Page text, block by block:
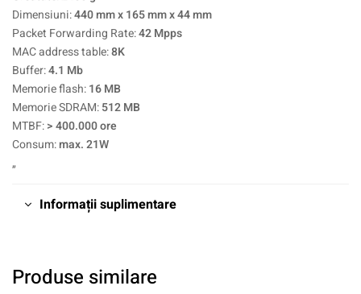
Dimensiuni:440 mm x 165 mm x 44 mm
Packet Forwarding Rate:42 Mpps
MAC address table:8K
Buffer:4.1 Mb
Memorie flash:16 MB
Memorie SDRAM:512 MB
MTBF:> 400.000 ore
Consum:max. 21W
„
Informații suplimentare
Produse similare